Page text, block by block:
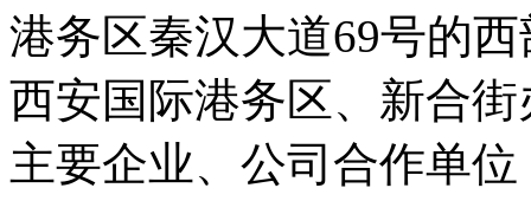
港务区秦汉大道69号的
西安国际港务区、新合
主要企业、公司合作单